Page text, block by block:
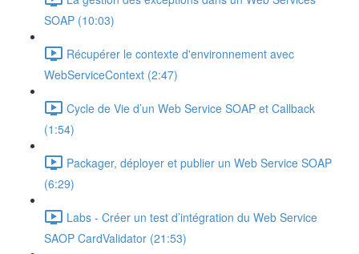
SOAP (10:03)
Récupérer le contexte d'environnement avec
WebServiceContext (2:47)
Cycle de Vie d’un Web Service SOAP et Callback
(1:54)
Packager, déployer et publier un Web Service SOAP
(6:29)
Labs - Créer un test d’intégration du Web Service
SAOP CardValidator (21:53)